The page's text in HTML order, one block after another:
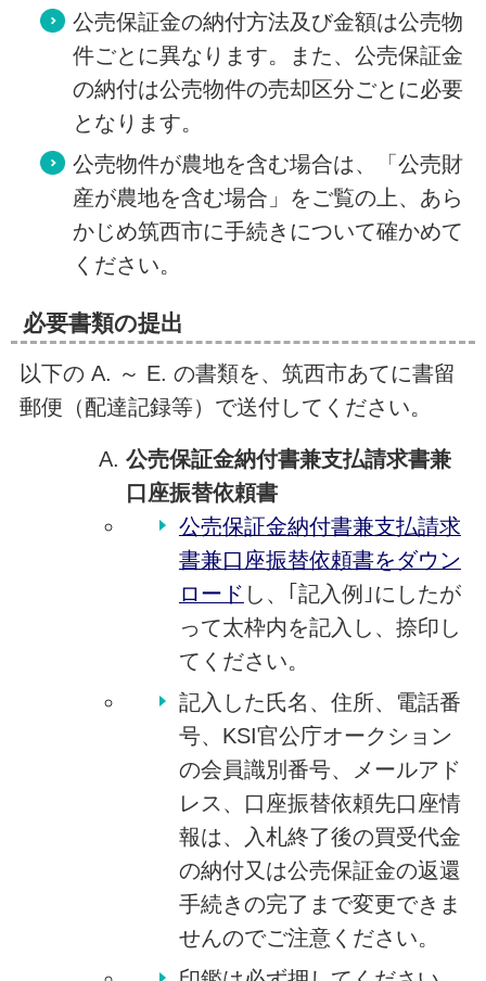
公売保証金の納付方法及び金額は公売物
件ごとに異なります。また、公売保証金
の納付は公売物件の売却区分ごとに必要
となります。
公売物件が農地を含む場合は、「公売財
産が農地を含む場合」をご覧の上、あら
かじめ筑西市に手続きについて確かめて
ください。
必要書類の提出
以下の A. ～ E. の書類を、筑西市あてに書留
郵便（配達記録等）で送付してください。
公売保証金納付書兼支払請求書兼
口座振替依頼書
公売保証金納付書兼支払請求
書兼口座振替依頼書をダウン
ロード し、｢記入例｣にしたが
って太枠内を記入し、捺印し
てください。
記入した氏名、住所、電話番
号、KSI官公庁オークション
の会員識別番号、メールアド
レス、口座振替依頼先口座情
報は、入札終了後の買受代金
の納付又は公売保証金の返還
手続きの完了まで変更できま
せんのでご注意ください。